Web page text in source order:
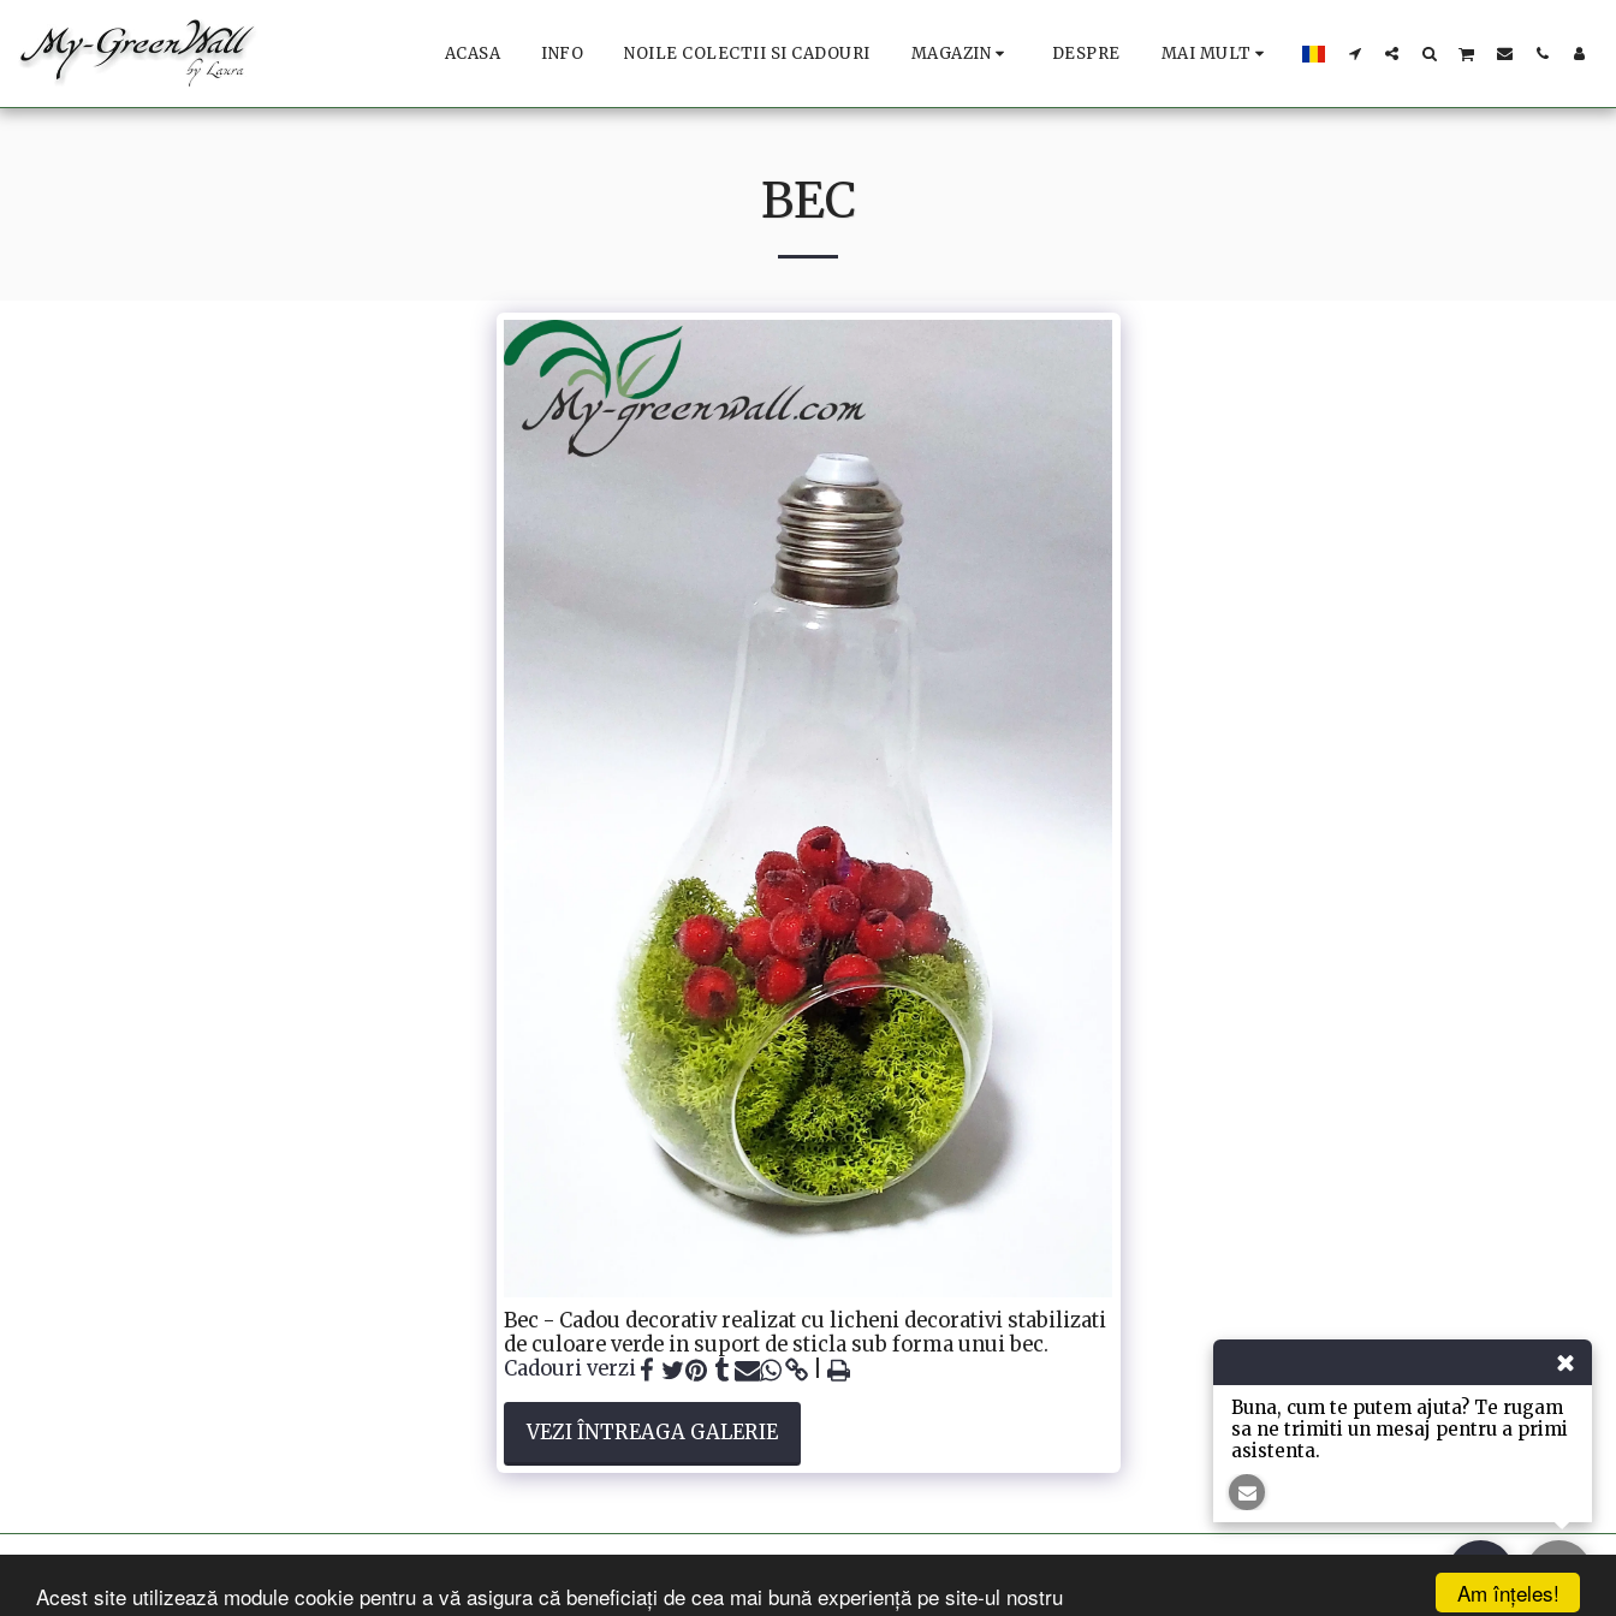
Am înţeles!
Acest site utilizează module cookie pentru a vă asigura că beneficiați de cea mai bună experiență pe site-ul nostru
ACASA INFO NOILE COLECTII SI CADOURI MAGAZIN DESPRE MAI MULT
BEC
Bec - Cadou decorativ realizat cu licheni decorativi stabilizati
de culoare verde in suport de sticla sub forma unui bec.
Cadouri verzi
VEZI ÎNTREAGA GALERIE
Buna, cum te putem ajuta? Te rugam
sa ne trimiti un mesaj pentru a primi
asistenta.